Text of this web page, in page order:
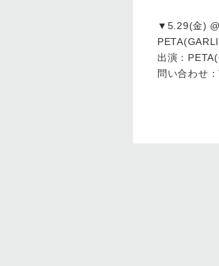
▼5.29(金)
出演：
問い合わせ